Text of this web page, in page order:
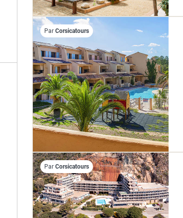
Par Corsicatours
Par Corsicatours